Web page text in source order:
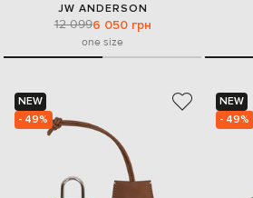
JW ANDERSON
12 0996 050 грн
one size
NEW
- 49%
NEW
- 49%